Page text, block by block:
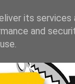
its
and